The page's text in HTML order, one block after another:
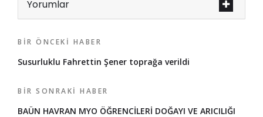
Yorumlar
BIR ÖNCEKI HABER
Susurluklu Fahrettin Şener toprağa verildi
BIR SONRAKI HABER
BAÜN HAVRAN MYO ÖĞRENCİLERİ DOĞAYI VE ARICILIĞI